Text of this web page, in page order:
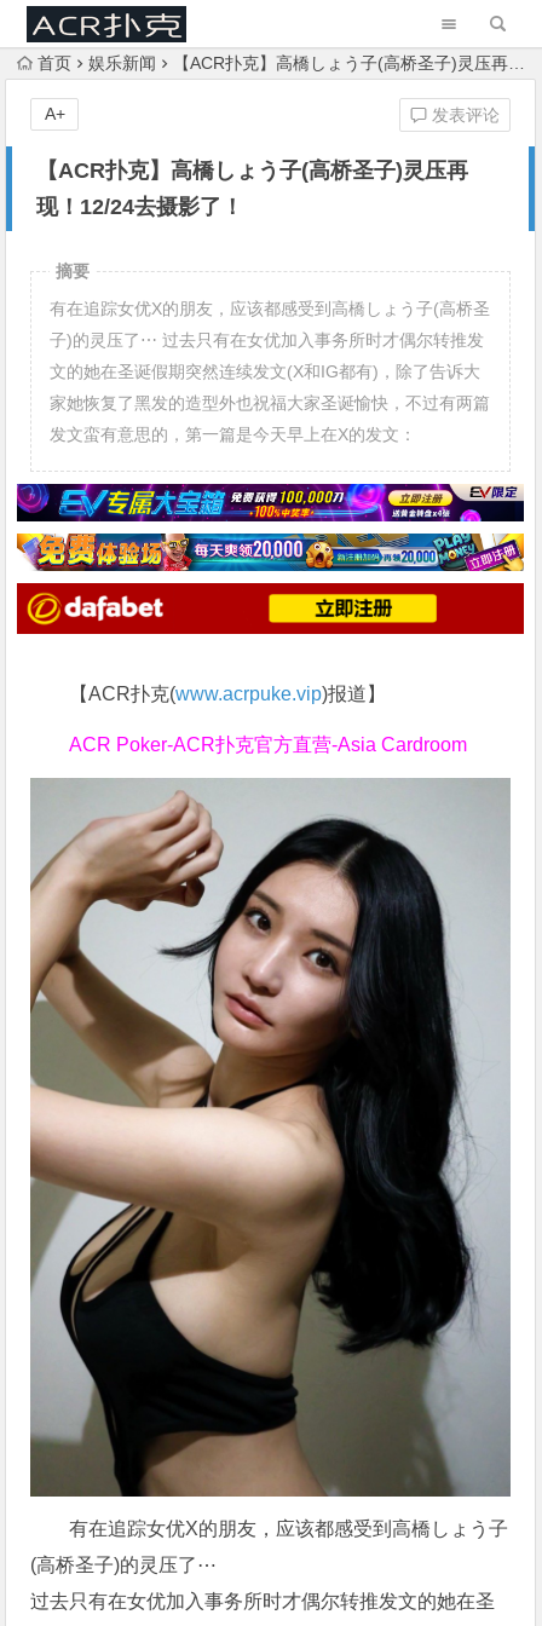
首页 娱乐新闻 【ACR扑克】高橋しょう子(高桥圣子)灵压再现！12/24去摄影了！
【ACR扑克】高橋しょう子(高桥圣子)灵压再
现！12/24去摄影了！
发表评论
A+
摘要
有在追踪女优X的朋友，应该都感受到高橋しょう子(高桥圣
子)的灵压了⋯ 过去只有在女优加入事务所时才偶尔转推发
文的她在圣诞假期突然连续发文(X和IG都有)，除了告诉大
家她恢复了黑发的造型外也祝福大家圣诞愉快，不过有两篇
发文蛮有意思的，第一篇是今天早上在X的发文：
【ACR扑克(www.acrpuke.vip)报道】
ACR Poker-ACR扑克官方直营-Asia Cardroom
有在追踪女优X的朋友，应该都感受到高橋しょう子
(高桥圣子)的灵压了⋯
过去只有在女优加入事务所时才偶尔转推发文的她在圣